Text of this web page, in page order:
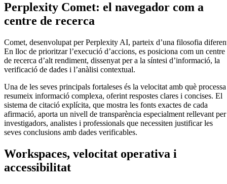
Perplexity Comet: el navegador com a
centre de recerca
Comet, desenvolupat per Perplexity AI, parteix d’una filosofia
En lloc de prioritzar l’execució d’accions, es posiciona com un centre
de recerca d’alt rendiment, dissenyat per a la síntesi d’informació, la
verificació de dades i l’anàlisi contextual.
Una de les seves principals fortaleses és la velocitat amb què
resumeix informació complexa, oferint respostes clares i concises. El
sistema de citació explícita, que mostra les fonts exactes de cada
afirmació, aporta un nivell de transparència especialment rellevant per
investigadors, analistes i professionals que necessiten justificar les
seves conclusions amb dades verificables.
Workspaces, velocitat operativa i
accessibilitat